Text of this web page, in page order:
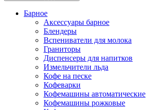
Барное
Аксессуары барное
Блендеры
Вспениватели для молока
Граниторы
Диспенсеры для напитков
Измельчители льда
Кофе на песке
Кофеварки
Кофемашины автоматические
Кофемашины рожковые